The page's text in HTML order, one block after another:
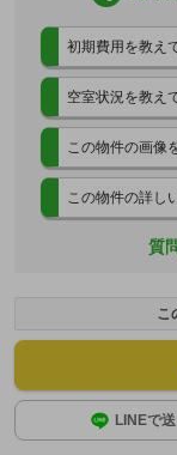
初期費用を教え
空室状況を教え
この物件の画像
この物件の詳し
質
こ
LINEで